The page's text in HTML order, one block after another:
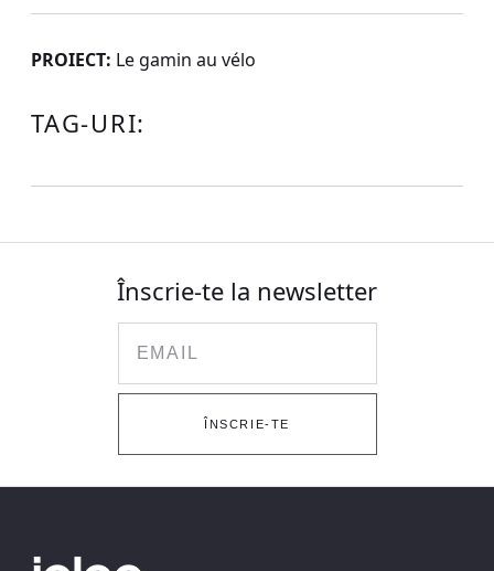
PROIECT: Le gamin au vélo
TAG-URI:
Înscrie-te la newsletter
ÎNSCRIE-TE